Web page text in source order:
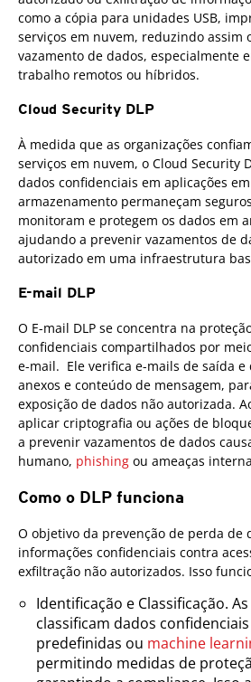
como a cópia para unidades USB,
serviços em nuvem, reduzindo assim
vazamento de dados, especialmente
trabalho remotos ou híbridos.
Cloud Security DLP
À medida que as organizações
serviços em nuvem, o Cloud Security
dados confidenciais em aplicações
armazenamento permaneçam
monitoram e protegem os dados em
ajudando a prevenir vazamentos de
autorizado em uma infraestrutura
E-mail DLP
O E-mail DLP se concentra na
confidenciais compartilhados por
e-mail. Ele verifica e-mails de saída
anexos e conteúdo de mensagem,
exposição de dados não autorizada.
aplicar criptografia ou ações de
a prevenir vazamentos de dados
humano, phishing ou ameaças
Como o DLP funciona
O objetivo da prevenção de perda de
informações confidenciais contra
exfiltração não autorizados. Isso
Identificação e Classificação.
classificam dados
predefinidas ou machine
permitindo medidas de